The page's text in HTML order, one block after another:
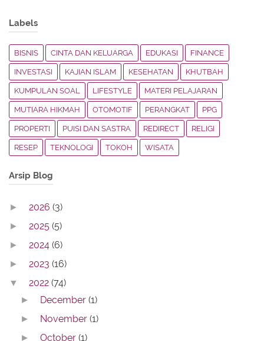
Labels
BISNIS CINTA DAN KELUARGA EDUKASI FINANCE
INVESTASI KAJIAN ISLAM KESEHATAN KHUTBAH
KUMPULAN SOAL LIFESTYLE MATERI PELAJARAN
MUTIARA HIKMAH OTOMOTIF PERANGKAT PPG
PROPERTI PUISI DAN SASTRA REDIRECT RELIGI
RESEP TEKNOLOGI TOKOH WISATA
Arsip Blog
► 2026 (3)
► 2025 (5)
► 2024 (6)
► 2023 (16)
▼ 2022 (74)
► December(1)
► November(1)
► October(1)